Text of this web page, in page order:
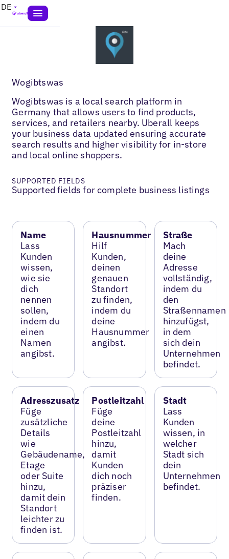
DE
Wogibtswas
Wogibtswas is a local search platform in
Germany that allows users to find products,
services, and retailers nearby. Uberall keeps
your business data updated ensuring accurate
search results and higher visibility for in-store
and local online shoppers.
SUPPORTED FIELDS
Supported fields for complete business listings
Name
Lass
Kunden
wissen,
wie sie
dich
nennen
sollen,
indem du
einen
Namen
angibst.
Hausnummer
Hilf
Kunden,
deinen
genauen
Standort
zu finden,
indem du
deine
Hausnummer
angibst.
Straße
Mach
deine
Adresse
vollständig,
indem du
den
Straßennamen
hinzufügst,
in dem
sich dein
Unternehmen
befindet.
Adresszusatz
Füge
zusätzliche
Details
wie
Gebäudename,
Etage
oder Suite
hinzu,
damit dein
Standort
leichter zu
finden ist.
Postleitzahl
Füge
deine
Postleitzahl
hinzu,
damit
Kunden
dich noch
präziser
finden.
Stadt
Lass
Kunden
wissen, in
welcher
Stadt sich
dein
Unternehmen
befindet.